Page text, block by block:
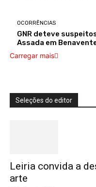
OCORRÊNCIAS
GNR deteve
Assada em
Carregar mais
Seleções do editor
Leiria convida a
arte